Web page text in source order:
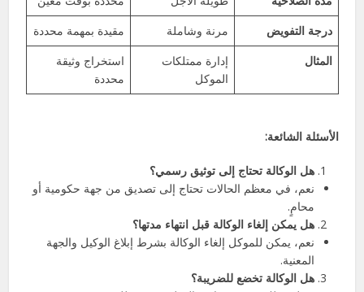
درجة التفويض
مرنة وشاملة
مقيدة بمهمة محددة
المثال
إدارة ممتلكات
الموكل
استخراج وثيقة
محددة
الأسئلة الشائعة:
هل الوكالة تحتاج إلى توثيق رسمي؟
نعم، في معظم الحالات تحتاج إلى تصديق من جهة حكومية أو
محامٍ.
هل يمكن إلغاء الوكالة قبل انتهاء مدتها؟
نعم، يمكن للموكل إلغاء الوكالة بشرط إبلاغ الوكيل والجهة
المعنية.
هل الوكالة تخضع للضريبة؟